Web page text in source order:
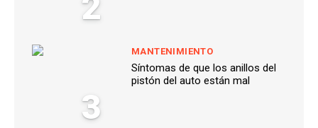
3
MANTENIMIENTO
Síntomas de que los anillos del
pistón del auto están mal